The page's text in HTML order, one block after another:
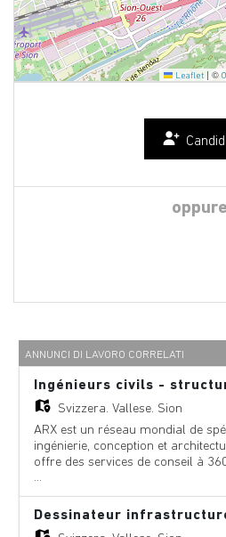
Leaflet | ©
oppure
ANNUNCI DI LAVORO CORRELATI
Svizzera, Vallese, Sion
ARX est un réseau mondial de
ingénierie, conception et
offre des services de conseil à
projet et de services techniques
suivants : aéroports, ponts,
téléphériques, innovation